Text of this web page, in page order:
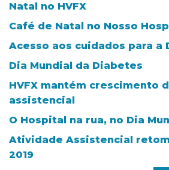
Natal no HVFX
Café de Natal no Nosso
Acesso aos cuidados para a
Dia Mundial da Diabetes
HVFX mantém crescimento
assistencial
O Hospital na rua, no Dia
Atividade Assistencial
2019